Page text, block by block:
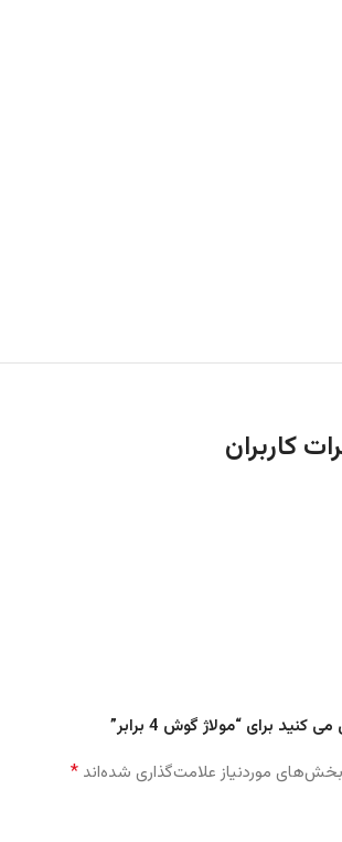
کاربران
برای “مولاژ گوش 4 برابر”
بخش‌های موردنیاز علامت‌گذاری شده‌اند*